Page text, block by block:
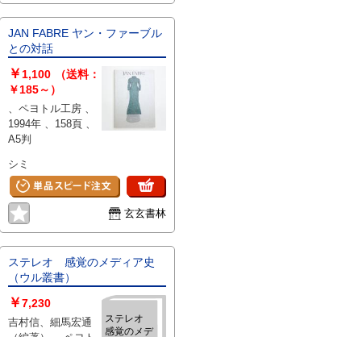
JAN FABRE ヤン・ファーブル
との対話
￥ 1,100
（送料：
￥185～）
、ペヨトル工房 、
1994年 、158頁 、
A5判
シミ
玄玄書林
ステレオ 感覚のメディア史
（ウル叢書）
ステレオ
感覚のメデ
￥7,230
吉村信、細馬宏通